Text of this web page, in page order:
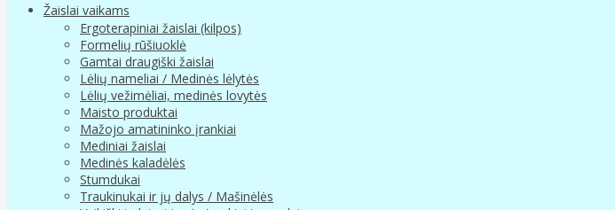
Žaislai vaikams
Ergoterapiniai žaislai (kilpos)
Formelių rūšiuoklė
Gamtai draugiški žaislai
Lėlių nameliai / Medinės lėlytės
Lėlių vežimėliai, medinės lovytės
Maisto produktai
Mažojo amatininko įrankiai
Mediniai žaislai
Medinės kaladėlės
Stumdukai
Traukinukai ir jų dalys / Mašinėlės